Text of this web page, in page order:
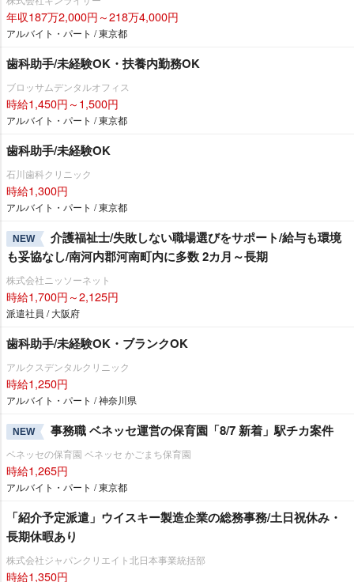
年収187万2,000円～218万4,000円
アルバイト・パート / 東京都
歯科助手/未経験OK・扶養内勤務OK
ブロッサムデンタルオフィス
時給1,450円～1,500円
アルバイト・パート / 東京都
歯科助手/未経験OK
石川歯科クリニック
時給1,300円
アルバイト・パート / 東京都
NEW
介護福祉士/失敗しない職場選びをサポート/給与も環境
も妥協なし/南河内郡河南町内に多数 2カ月～長期
株式会社ニッソーネット
時給1,700円～2,125円
派遣社員 / 大阪府
歯科助手/未経験OK・ブランクOK
アルクスデンタルクリニック
時給1,250円
アルバイト・パート / 神奈川県
NEW 事務職 ベネッセ運営の保育園「8/7 新着」駅チカ案件
ベネッセの保育園 ベネッセ かごまち保育園
時給1,265円
アルバイト・パート / 東京都
「紹介予定派遣」ウイスキー製造企業の総務事務/土日祝休み・
長期休暇あり
株式会社ジャパンクリエイト北日本事業統括部
時給1,350円